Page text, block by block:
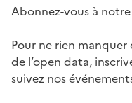
Abonnez-vous à
Pour ne rien
de l’open data,
suivez nos